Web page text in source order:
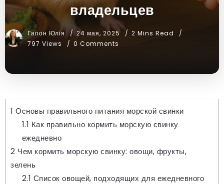
владельцев
Гапон Юлія 24 мая, 2025
2 Mins Read
797 Views
0 Comments
1 Основы правильного питания морской свинки
1.1 Как правильно кормить морскую свинку
ежедневно
2 Чем кормить морскую свинку: овощи, фрукты,
зелень
2.1 Список овощей, подходящих для ежедневного